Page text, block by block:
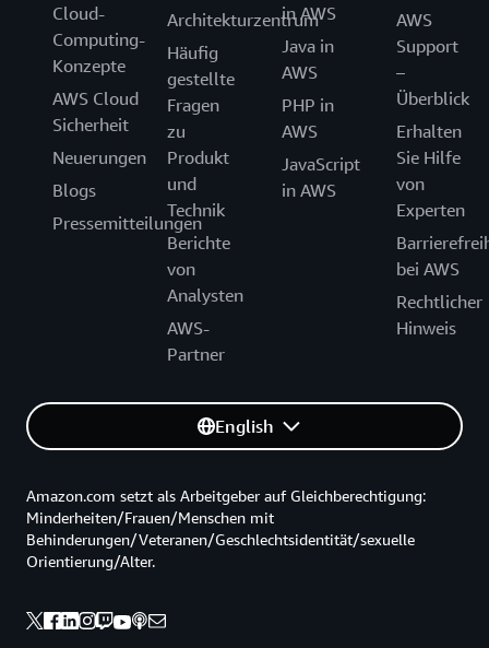
Cloud-
Computing-
Konzepte
AWS Cloud
Sicherheit
Neuerungen
Blogs
Pressemitteilungen
Architekturzentrum
Häufig
gestellte
Fragen
zu
Produkt
und
Technik
Berichte
von
Analysten
AWS-
Partner
in AWS
Java in
AWS
PHP in
AWS
JavaScript
in AWS
AWS
Support
–
Überblick
Erhalten
Sie Hilfe
von
Experten
bei AWS
Rechtlicher
Hinweis
English
Amazon.com setzt als Arbeitgeber auf Gleichberechtigung:
Minderheiten/Frauen/Menschen mit
Behinderungen/Veteranen/Geschlechtsidentität/sexuelle
Orientierung/Alter.